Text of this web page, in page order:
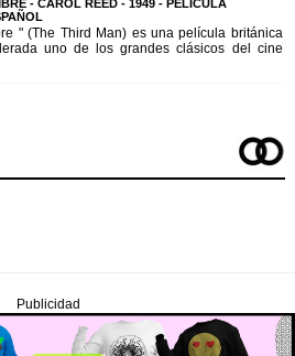
- CAROL REED - 1949 - PELÍCULA
" (The Third Man) es una película británica
uno de los grandes clásicos del cine
Publicidad